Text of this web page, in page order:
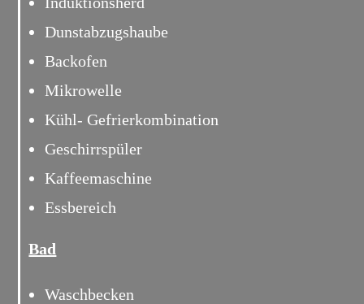
Dunstabzugshaube
Backofen
Mikrowelle
Kühl- Gefrierkombination
Geschirrspüler
Kaffeemaschine
Essbereich
Bad
Waschbecken